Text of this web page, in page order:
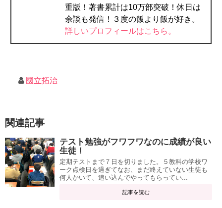
重版！著書累計は10万部突破！休日は
余談も発信！３度の飯より飯が好き。
詳しいプロフィールはこちら。
國立拓治
関連記事
テスト勉強がフワフワなのに成績が良い
生徒！
定期テストまで７日を切りました。５教科の学校ワ
ーク点検日を過ぎてなお、まだ終えていない生徒も
何人かいて、追い込んでやってもらってい...
記事を読む